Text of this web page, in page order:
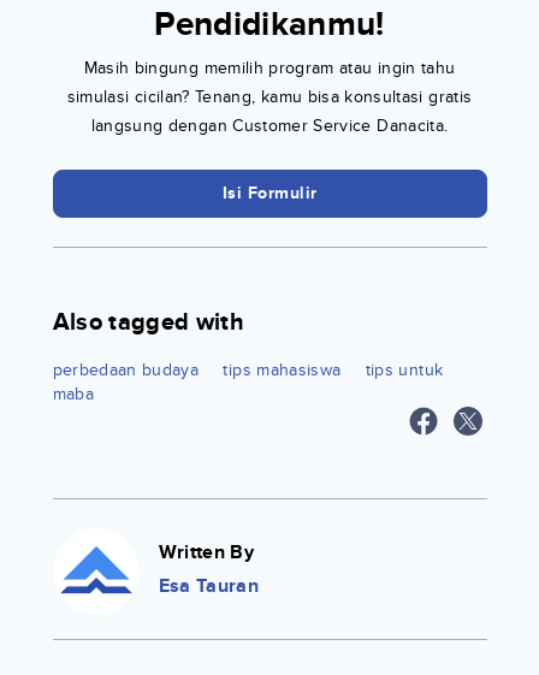
Pendidikanmu!
Masih bingung memilih program atau ingin tahu
simulasi cicilan? Tenang, kamu bisa konsultasi gratis
langsung dengan Customer Service Danacita.
Isi Formulir
Also tagged with
perbedaan budaya tips mahasiswa
tips untuk
maba
Written By
Esa Tauran